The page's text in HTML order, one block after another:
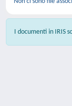
I documenti in IRIS